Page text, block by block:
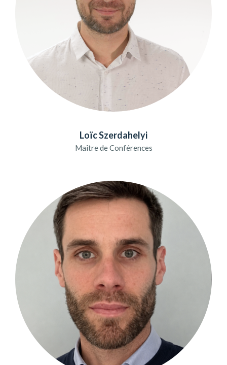
Loïc Szerdahelyi
Maître de Conférences